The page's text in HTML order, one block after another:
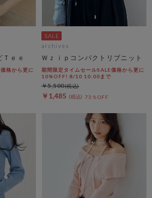
ｅｅ
格から更に
archives
Ｗｚｉｐコンパクトリブニット
期間限定タイムセールSALE価格から更に
10%OFF! 8/10 10:00まで
￥1,485 73％OFF
￥5,500